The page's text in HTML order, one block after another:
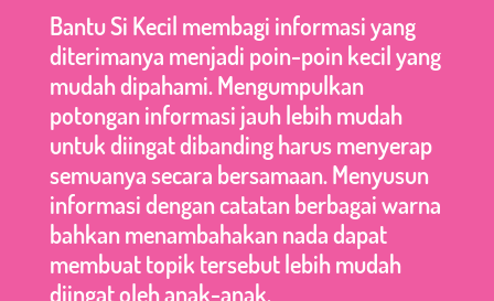
Bantu Si Kecil membagi informasi yang
diterimanya menjadi poin-poin kecil yang
mudah dipahami. Mengumpulkan
potongan informasi jauh lebih mudah
untuk diingat dibanding harus menyerap
semuanya secara bersamaan. Menyusun
informasi dengan catatan berbagai warna
bahkan menambahakan nada dapat
membuat topik tersebut lebih mudah
diingat oleh anak-anak.